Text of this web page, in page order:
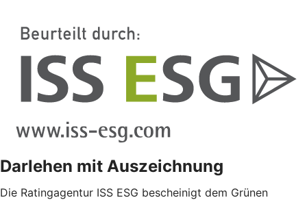
Darlehen mit Auszeichnung
Die Ratingagentur ISS ESG bescheinigt dem Grünen